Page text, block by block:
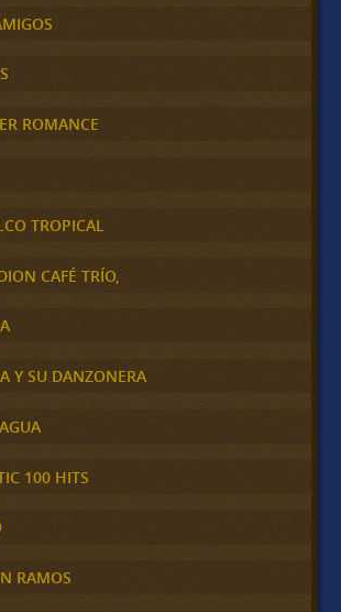
ROMANCE
TROPICAL
CAFÉ TRÍO,
Y SU DANZONERA
100 HITS
RAMOS